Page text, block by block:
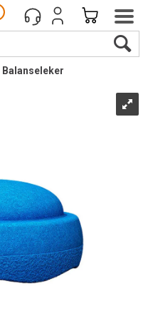
Balanseleker